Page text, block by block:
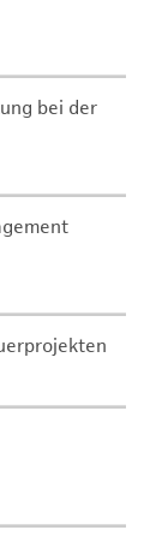
bei der